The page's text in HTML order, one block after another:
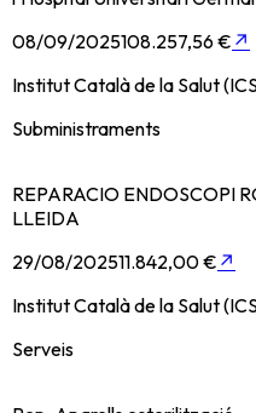
08/09/2025108.257,56 € ↗
Institut Català de la Salut
Subministraments
REPARACIO ENDOSCOPI
LLEIDA
29/08/202511.842,00 € ↗
Institut Català de la Salut
Serveis